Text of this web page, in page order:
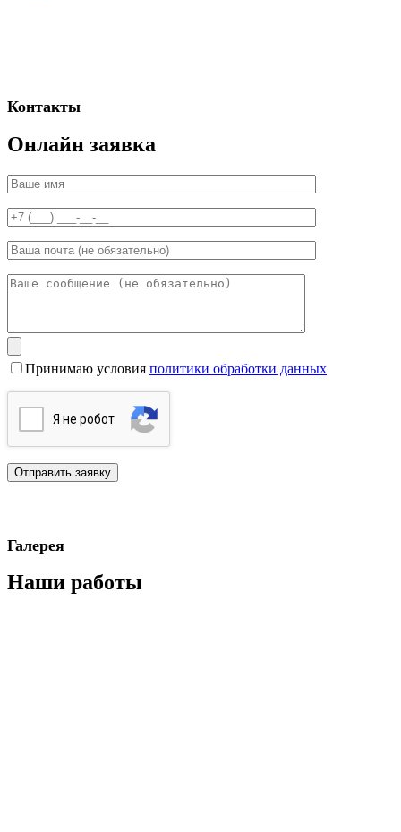
Контакты
Онлайн заявка
Принимаю условия политики обработки данных
Я нe poбoт
Галерея
Наши работы